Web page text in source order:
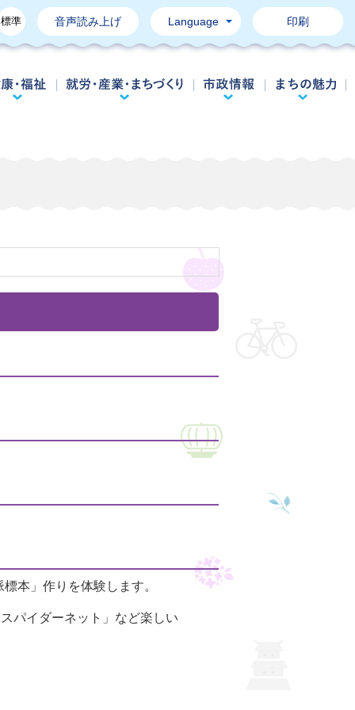
標準 音声読み上げ Language 印刷
・教育 健康・福祉 就労・産業・まちづくり
市政情報
脈標本」作りを体験します。
パイダーネット」など楽しい